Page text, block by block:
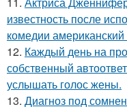
известность после
комедии американский
12. Каждый день на
собственный
услышать голос жены.
13. Диагноз под